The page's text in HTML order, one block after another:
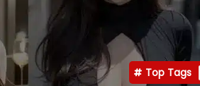
Top Tags